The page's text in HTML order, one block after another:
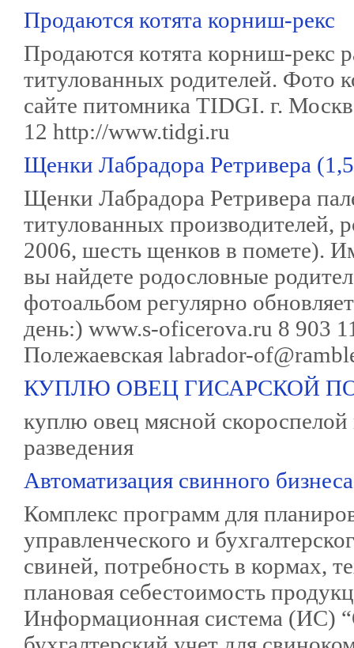
Продаются котята корниш-рекс
Продаются котята корниш-рекс
титулованных родителей. Фото
сайте питомника TIDGI. г.
12 http://www.tidgi.ru
Щенки Лабрадора Ретривера
Щенки Лабрадора Ретривера
титулованных производителей,
2006, шесть щенков в помете).
вы найдете родословные
фотоальбом регулярно
день:) www.s-oficerova.ru 8 903
Полежаевская labrador-
КУПЛЮ ОВЕЦ ГИСАРСКОЙ
куплю овец мясной
разведения
Автоматизация свинного бизнеса
Комплекс программ для
управленческого и
свиней, потребность в кормах,
плановая себестоимость
Информационная система (ИС)